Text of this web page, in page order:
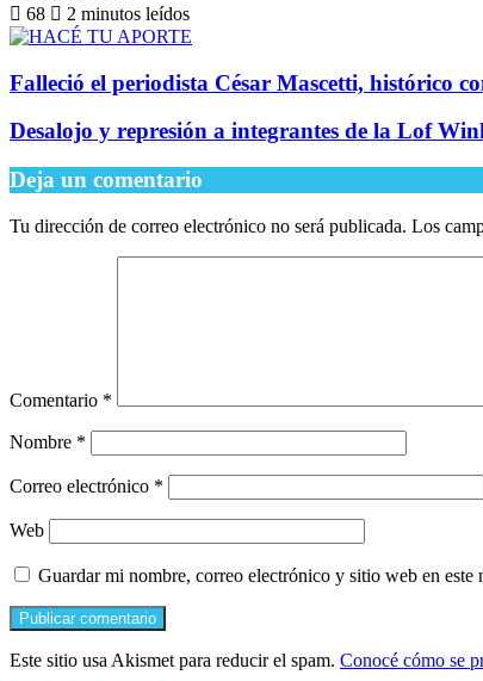
68
2 minutos leídos
Falleció el periodista César Mascetti, histórico
Desalojo y represión a integrantes de la Lof
Deja un comentario
Tu dirección de correo electrónico no será publicada. Los
Comentario *
Nombre *
Correo electrónico *
Web
Guardar mi nombre, correo electrónico y sitio web en
Este sitio usa Akismet para reducir el spam. Conocé cómo se